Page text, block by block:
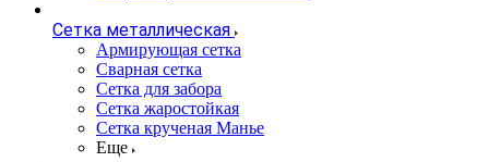
Сетка металлическая
Армирующая сетка
Сварная сетка
Сетка для забора
Сетка жаростойкая
Сетка крученая Манье
Еще